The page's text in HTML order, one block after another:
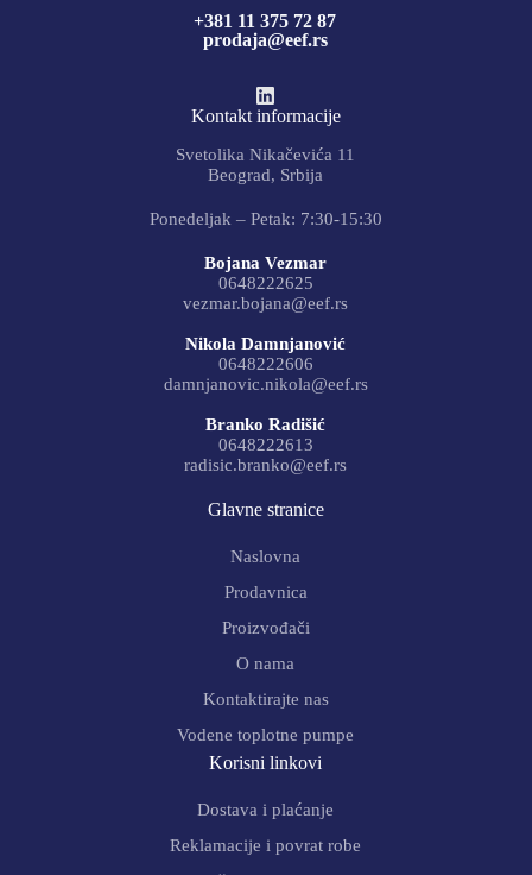
+381 11 375 72 87
prodaja@eef.rs
Kontakt informacije
Svetolika Nikačevića 11
Beograd, Srbija
Ponedeljak – Petak: 7:30-15:30
Bojana Vezmar
0648222625
vezmar.bojana@eef.rs
Nikola Damnjanović
0648222606
damnjanovic.nikola@eef.rs
Branko Radišić
0648222613
radisic.branko@eef.rs
Glavne stranice
Naslovna
Prodavnica
Proizvođači
O nama
Kontaktirajte nas
Vodene toplotne pumpe
Korisni linkovi
Dostava i plaćanje
Reklamacije i povrat robe